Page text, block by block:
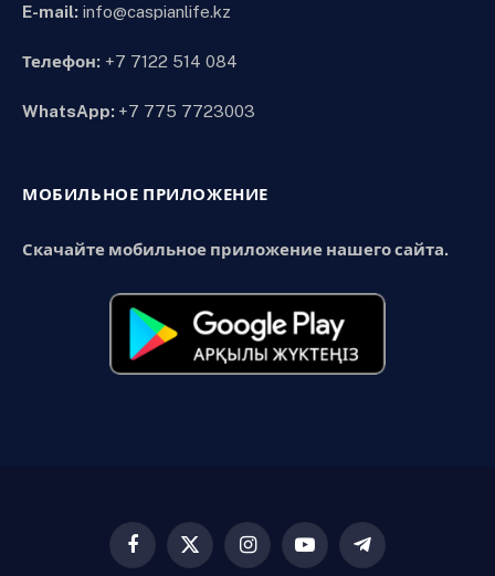
E-mail: info@caspianlife.kz
Телефон: +7 7122 514 084
WhatsApp: +7 775 7723003
МОБИЛЬНОЕ ПРИЛОЖЕНИЕ
Скачайте мобильное приложение нашего сайта.
Facebook
X
InstagramYouTubeTelegram